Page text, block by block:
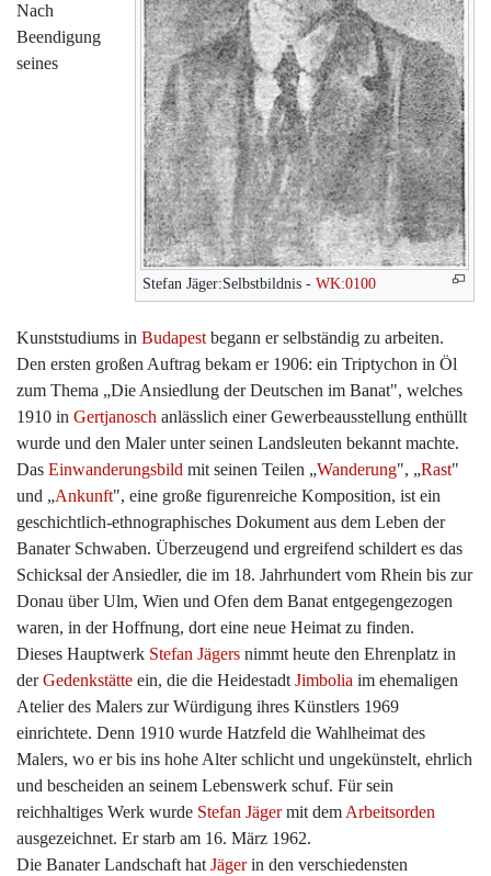
Stefan Jäger:Selbstbildnis - WK:0100
Nach
Beendigung
seines
Kunststudiums in Budapest begann er selbständig zu arbeiten.
Den ersten großen Auftrag bekam er 1906: ein Triptychon in Öl
zum Thema „Die Ansiedlung der Deutschen im Banat", welches
1910 in Gertjanosch anlässlich einer Gewerbeausstellung enthüllt
wurde und den Maler unter seinen Landsleuten bekannt machte.
Das Einwanderungsbild mit seinen Teilen „Wanderung", „Rast"
und „Ankunft", eine große figurenreiche Komposition, ist ein
geschichtlich-ethnographisches Dokument aus dem Leben der
Banater Schwaben. Überzeugend und ergreifend schildert es das
Schicksal der Ansiedler, die im 18. Jahrhundert vom Rhein bis zur
Donau über Ulm, Wien und Ofen dem Banat entgegengezogen
waren, in der Hoffnung, dort eine neue Heimat zu finden.
Dieses Hauptwerk Stefan Jägers nimmt heute den Ehrenplatz in
derGedenkstätte ein, die die Heidestadt Jimbolia im ehemaligen
Atelier des Malers zur Würdigung ihres Künstlers 1969
einrichtete. Denn 1910 wurde Hatzfeld die Wahlheimat des
Malers, wo er bis ins hohe Alter schlicht und ungekünstelt, ehrlich
und bescheiden an seinem Lebenswerk schuf. Für sein
reichhaltiges Werk wurde Stefan Jägermit dem Arbeitsorden
ausgezeichnet. Er starb am 16. März 1962.
Die Banater Landschaft hat Jägerin den verschiedensten